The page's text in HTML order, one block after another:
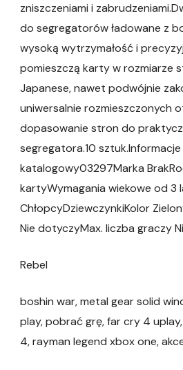
zniszczeniami i
do segregatorów ładowane z
wysoką wytrzymałość i
pomieszczą karty w rozmiarze
Japanese, nawet podwójnie
uniwersalnie rozmieszczonych
dopasowanie stron do
segregatora.10
katalogowy03297Marka
kartyWymagania wiekowe od 3
ChłopcyDziewczynkiKolor
Nie dotyczyMax. liczba graczy
Rebel
boshin war, metal gear solid
play, pobrać grę, far cry 4
4, rayman legend xbox one,